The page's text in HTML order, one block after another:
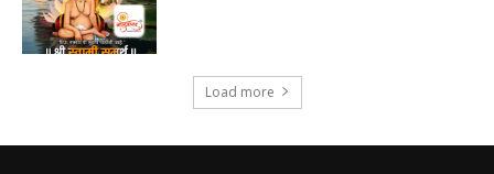
Load more